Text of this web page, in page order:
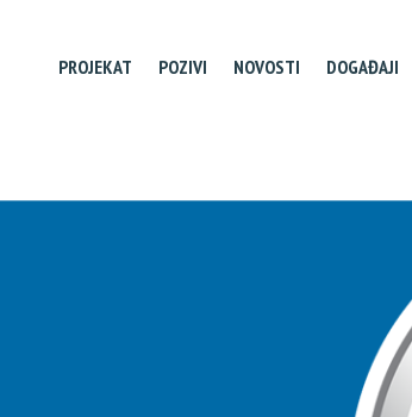
PROJEKAT POZIVI NOVOSTI DOGAĐAJI